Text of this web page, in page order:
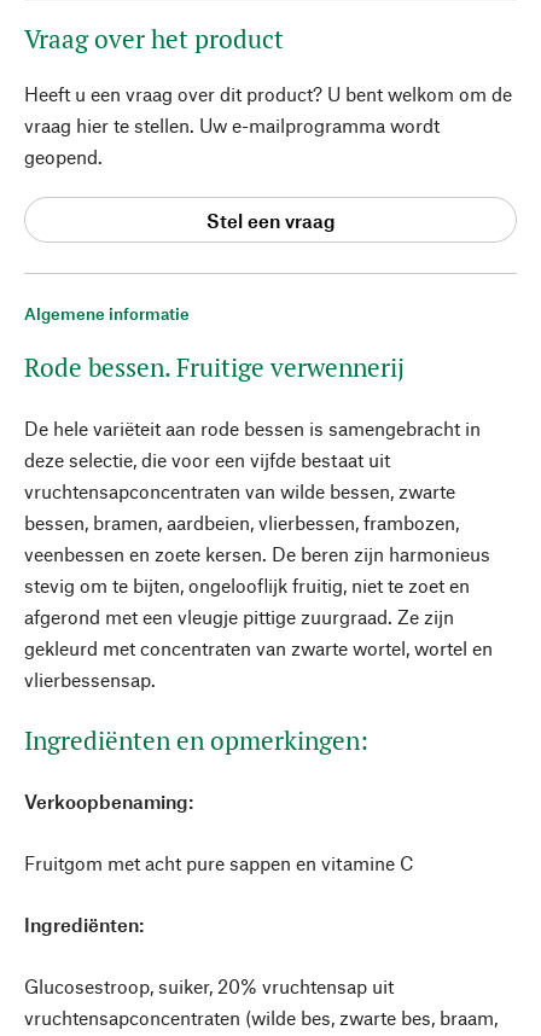
Algemene informatie
Rode bessen. Fruitige verwennerij
De hele variëteit aan rode bessen is samengebracht in
deze selectie, die voor een vijfde bestaat uit
vruchtensapconcentraten van wilde bessen, zwarte
bessen, bramen, aardbeien, vlierbessen, frambozen,
veenbessen en zoete kersen. De beren zijn harmonieus
stevig om te bijten, ongelooflijk fruitig, niet te zoet en
afgerond met een vleugje pittige zuurgraad. Ze zijn
gekleurd met concentraten van zwarte wortel, wortel en
vlierbessensap.
Ingrediënten en opmerkingen:
Verkoopbenaming:
Fruitgom met acht pure sappen en vitamine C
Ingrediënten:
Glucosestroop, suiker, 20% vruchtensap uit
vruchtensapconcentraten (wilde bes, zwarte bes, braam,
Vraag over het product
Heeft u een vraag over dit product? U bent welkom om de
vraag hier te stellen. Uw e-mailprogramma wordt
geopend.
Stel een vraag